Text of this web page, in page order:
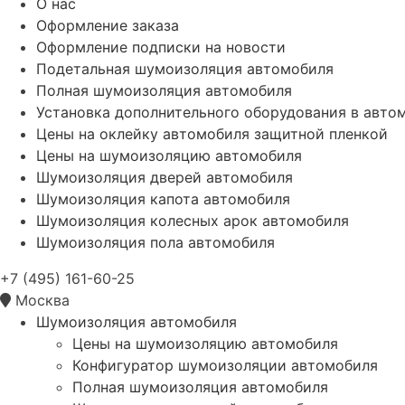
Оформление заказа
Оформление подписки на новости
Подетальная шумоизоляция автомобиля
Полная шумоизоляция автомобиля
Установка дополнительного оборудования в
Цены на оклейку автомобиля защитной пленкой
Цены на шумоизоляцию автомобиля
Шумоизоляция дверей автомобиля
Шумоизоляция капота автомобиля
Шумоизоляция колесных арок автомобиля
Шумоизоляция пола автомобиля
+7 (495) 161-60-25
Москва
Шумоизоляция автомобиля
Цены на шумоизоляцию автомобиля
Конфигуратор шумоизоляции автомобиля
Полная шумоизоляция автомобиля